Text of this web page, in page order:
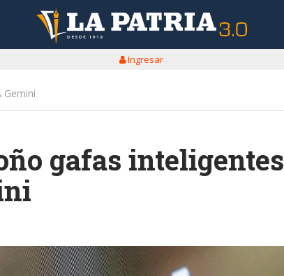
Ingresar
gafas inteligentes